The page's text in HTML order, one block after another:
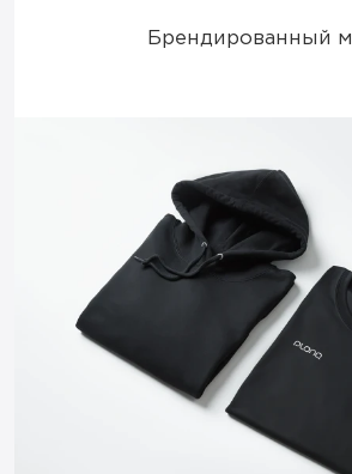
Брендированный